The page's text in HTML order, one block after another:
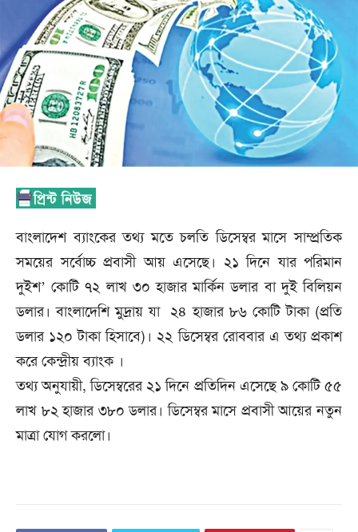
বাংলাদেশ ব্যাংকের তথ্য মতে চলতি ডিসেম্বর মাসে সাম্প্রতিক
সময়ের সর্বোচ্চ প্রবাসী আয় এসেছে। ২১ দিনে যার পরিমান
দুইশ’ কোটি ৭২ লাখ ৩০ হাজার মার্কিন ডলার বা দুই বিলিয়ন
ডলার। বাংলাদেশি মুদ্রায় যা ২৪ হাজার ৮৬ কোটি টাকা (প্রতি
ডলার ১২০ টাকা হিসাবে)। ২২ ডিসেম্বর রোববার এ তথ্য প্রকাশ
করে কেন্দ্রীয় ব্যাংক ।
তথ্য অনুযায়ী, ডিসেম্বরের ২১ দিনে প্রতিদিন এসেছে ৯ কোটি ৫৫
লাখ ৮২ হাজার ৩৮০ ডলার। ডিসেম্বর মাসে প্রবাসী আয়ের নতুন
মাত্রা যোগ করলো।